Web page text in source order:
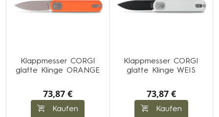
Klappmesser CORGI
glatte Klinge ORANGE
73,87 €
Kaufen
Klappmesser CORGI
glatte Klinge WEIS
73,87 €
Kaufen